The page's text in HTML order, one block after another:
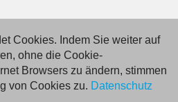
GmbH
Cookies. Indem Sie weiter auf
ohne die Cookie-
Browsers zu ändern, stimmen
von Cookies zu. Datenschutz